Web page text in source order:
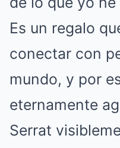
Es un regalo
conectar con
mundo, y por
eternamente
Serrat